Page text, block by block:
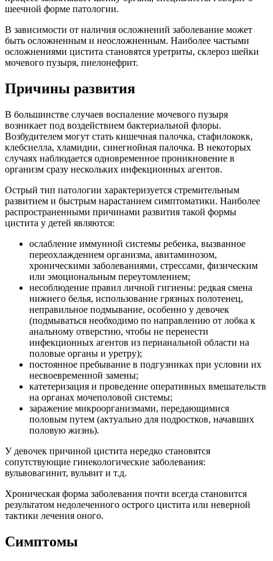
шеечной форме патологии.
В зависимости от наличия осложнений заболевание может
быть осложненным и неосложненным. Наиболее частыми
осложнениями цистита становятся уретриты, склероз шейки
мочевого пузыря, пиелонефрит.
Причины развития
В большинстве случаев воспаление мочевого пузыря
возникает под воздействием бактериальной флоры.
Возбудителем могут стать кишечная палочка, стафилококк,
клебсиелла, хламидии, синегнойная палочка. В некоторых
случаях наблюдается одновременное проникновение в
организм сразу нескольких инфекционных агентов.
Острый тип патологии характеризуется стремительным
развитием и быстрым нарастанием симптоматики. Наиболее
распространенными причинами развития такой формы
цистита у детей являются:
ослабление иммунной системы ребенка, вызванное
переохлаждением организма, авитаминозом,
хроническими заболеваниями, стрессами, физическим
или эмоциональным переутомлением;
несоблюдение правил личной гигиены: редкая смена
нижнего белья, использование грязных полотенец,
неправильное подмывание, особенно у девочек
(подмываться необходимо по направлению от лобка к
анальному отверстию, чтобы не перенести
инфекционных агентов из перианальной области на
половые органы и уретру);
постоянное пребывание в подгузниках при условии их
несвоевременной замены;
катетеризация и проведение оперативных вмешательств
на органах мочеполовой системы;
заражение микроорганизмами, передающимися
половым путем (актуально для подростков, начавших
половую жизнь).
У девочек причиной цистита нередко становятся
сопутствующие гинекологические заболевания:
вульвовагинит, вульвит и т.д.
Хроническая форма заболевания почти всегда становится
результатом недолеченного острого цистита или неверной
тактики лечения оного.
Симптомы